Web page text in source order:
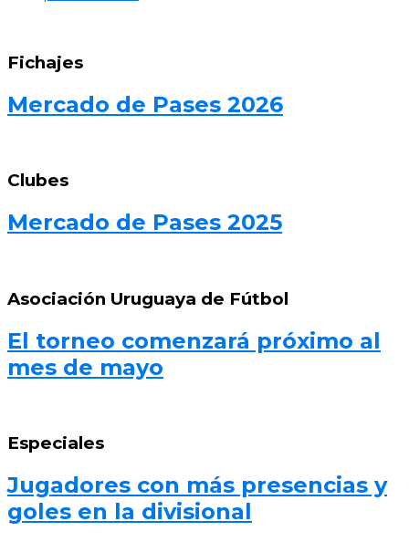
Fichajes
Mercado de Pases 2026
Clubes
Mercado de Pases 2025
Asociación Uruguaya de Fútbol
El torneo comenzará próximo al
mes de mayo
Especiales
Jugadores con más presencias y
goles en la divisional